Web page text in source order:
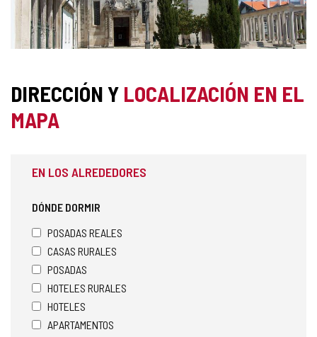
DIRECCIÓN Y LOCALIZACIÓN EN EL
MAPA
EN LOS ALREDEDORES
DÓNDE DORMIR
POSADAS REALES
CASAS RURALES
POSADAS
HOTELES RURALES
HOTELES
APARTAMENTOS